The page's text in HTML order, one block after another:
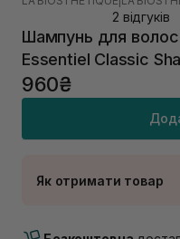
2 відгуків
Шампунь для
Essentiel Classic
960₴
Як отримати товар
В наявності